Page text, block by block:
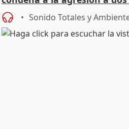
Urgencias
Sonido Totales y